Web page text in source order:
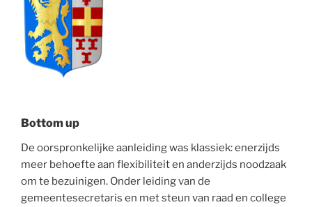
Bottom up
De oorspronkelijke aanleiding was klassiek: enerzijds
meer behoefte aan flexibiliteit en anderzijds noodzaak
om te bezuinigen. Onder leiding van de
gemeentesecretaris en met steun van raad en college